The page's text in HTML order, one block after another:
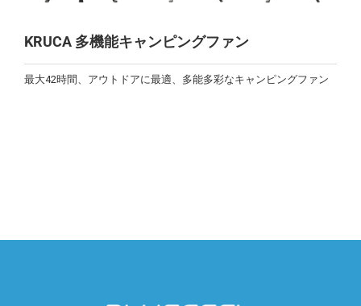
KRUCA 多機能キャンピングファン
最大42時間、アウトドアに最適、多能多彩なキャンピングファン